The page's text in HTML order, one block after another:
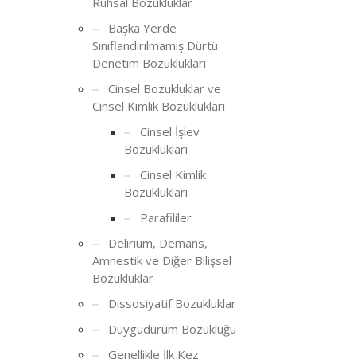
Başka Yerde
Sınıflandırılmamış Dürtü
Denetim Bozuklukları
Cinsel Bozukluklar ve
Cinsel Kimlik Bozuklukları
Cinsel İşlev
Bozuklukları
Cinsel Kimlik
Bozuklukları
Parafililer
Delirium, Demans,
Amnestik ve Diğer Bilişsel
Bozukluklar
Dissosiyatif Bozukluklar
Duygudurum Bozukluğu
Genellikle İlk Kez